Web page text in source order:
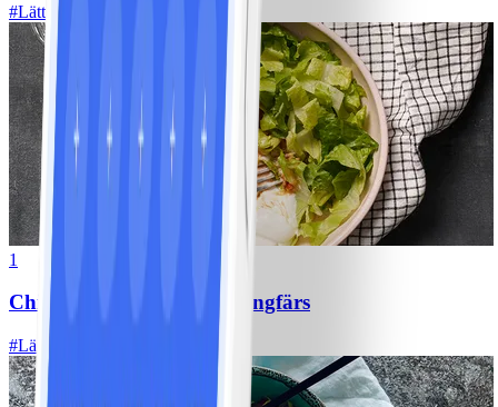
#Lätt 5 MIN
1
Chili con carne med kycklingfärs
#Lätt